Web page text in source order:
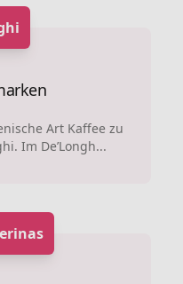
Art Kaffee zu
Im De’Longh...